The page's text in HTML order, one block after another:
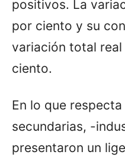
positivos. La
por ciento y su
variación total
ciento.
En lo que
secundarias, -
presentaron un